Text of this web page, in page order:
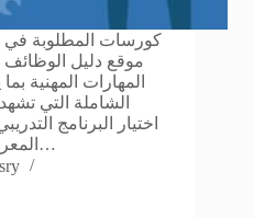
كورسات المطلوبة في
موقع دليل
المهارات المهنية
الشاملة التي
اختيار البرنامج
المعرفة الأكاديمية ومتطلبات سوق…